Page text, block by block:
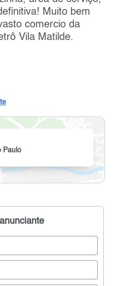
Muito bem
comercio da
Vila Matilde.
Paulo